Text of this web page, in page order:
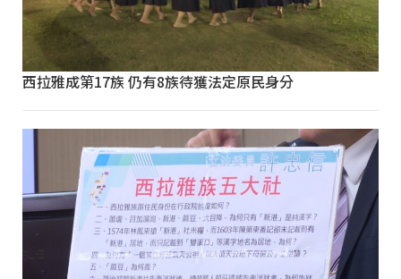
西拉雅成第17族 仍有8族待獲法定原民身分